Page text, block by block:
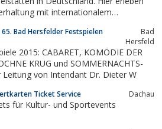
mit internationalem
Bad Hersfelder Festspielen
Bad
Hersfeld
CABARET, KOMÖDIE DER
Leitung von Intendant Dr. Dieter W
Ticket Service Dachau
für Kultur- und Sportevents